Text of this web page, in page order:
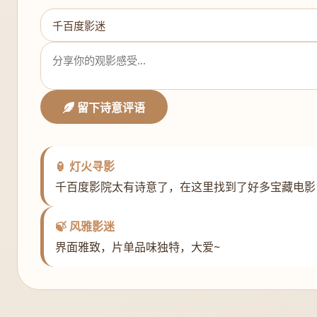
留下诗意评语
🏮 灯火寻影
千百度影院太有诗意了，在这里找到了好多宝藏电
🍃 风雅影迷
界面雅致，片单品味独特，大爱~